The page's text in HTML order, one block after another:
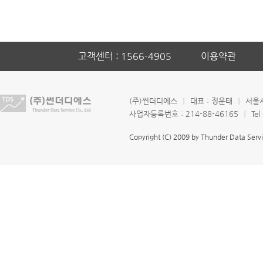
고객센터 : 1566-4905 이용약관
(주)썬더디에스 대표 : 정운태
서울
사업자등록번호 : 214-88-46165
Copyright (C) 2009 by Thunder Data